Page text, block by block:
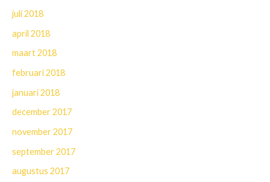
juli 2018
april 2018
maart 2018
februari 2018
januari 2018
december 2017
november 2017
september 2017
augustus 2017